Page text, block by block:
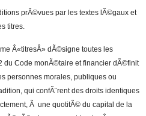
prÃ©vues par les textes lÃ©gaux et
titres.
Â«titresÂ» dÃ©signe toutes les
du Code monÃ©taire et financier dÃ©finit
personnes morales, publiques ou
qui confÃ¨rent des droits identiques
Ã une quotitÃ© du capital de la